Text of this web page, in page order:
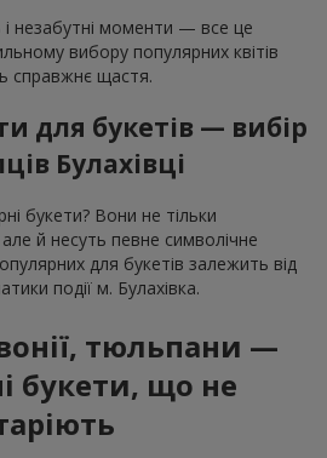
і незабутні моменти — все це
вибору популярних квітів
справжнє щастя.
для букетів — вибір
Булахівці
букети? Вони не тільки
й несуть певне символічне
для букетів залежить від
події м. Булахівка.
тюльпани —
букети, що не